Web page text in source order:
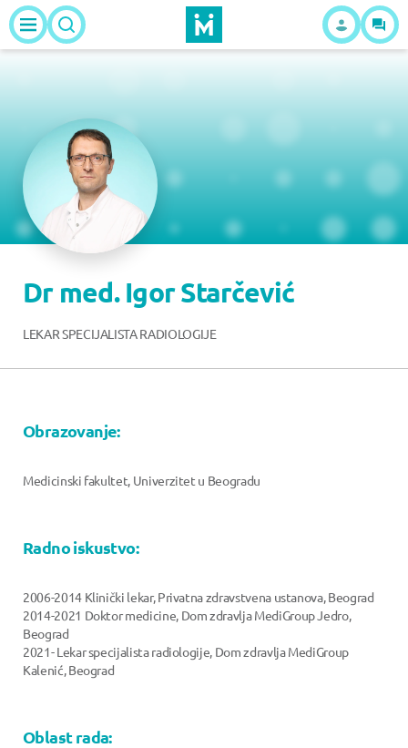
Dr med. Igor Starčević
LEKAR SPECIJALISTA RADIOLOGIJE
Obrazovanje:
Medicinski fakultet, Univerzitet u Beogradu
Radno iskustvo:
2006-2014 Klinički lekar, Privatna zdravstvena ustanova, Beograd
2014-2021 Doktor medicine, Dom zdravlja MediGroup Jedro,
Beograd
2021- Lekar specijalista radiologije, Dom zdravlja MediGroup
Kalenić, Beograd
Oblast rada: